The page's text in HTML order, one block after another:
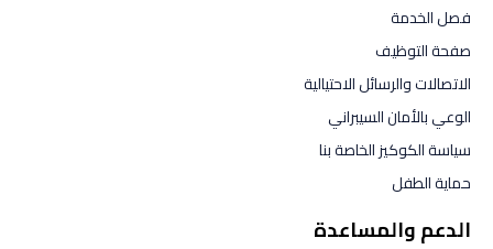
فصل الخدمة
صفحة التوظيف
الاتصالات والرسائل الاحتيالية
الوعي بالأمان السيبراني
سياسة الكوكيز الخاصة بنا
حماية الطفل
الدعم والمساعدة